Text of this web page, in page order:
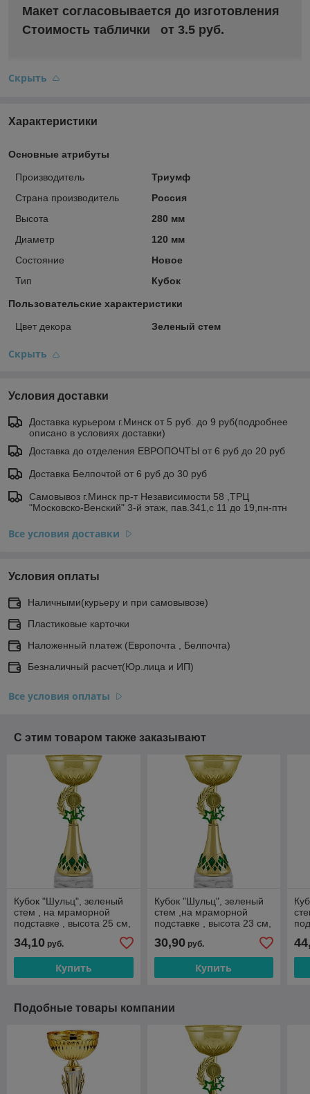
Макет согласовывается до изготовления
Стоимость таблички от 3.5 руб.
Скрыть
Характеристики
Основные атрибуты
Производитель
Триумф
Страна производитель
Россия
Высота
280 мм
Диаметр
120 мм
Состояние
Новое
Тип
Кубок
Пользовательские характеристики
Цвет декора Зеленый стем
Скрыть
Условия доставки
Доставка курьером г.Минск от 5 руб. до 9 руб(подробнее
описано в условиях доставки)
Доставка до отделения ЕВРОПОЧТЫ от 6 руб до 20 руб
Доставка Белпочтой от 6 руб до 30 руб
Самовывоз г.Минск пр-т Независимости 58 ,ТРЦ
"Московско-Венский" 3-й этаж, пав.341,с 11 до 19,пн-птн
Все условия доставки
Условия оплаты
Наличными(курьеру и при самовывозе)
Пластиковые карточки
Наложенный платеж (Европочта , Белпочта)
Безналичный расчет(Юр.лица и ИП)
Все условия оплаты
С этим товаром также заказывают
Кубок "Шульц", зеленый
стем , на мраморной
подставке , высота 25 см,
34,10 руб.
Купить
Кубок "Шульц", зеленый
стем ,на мраморной
подставке , высота 23 см,
30,90руб.
Купить
Подобные товары компании